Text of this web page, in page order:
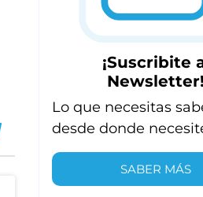
¡Suscribite
Newsletter!
Lo que necesitas
desde donde
SABER MÁS